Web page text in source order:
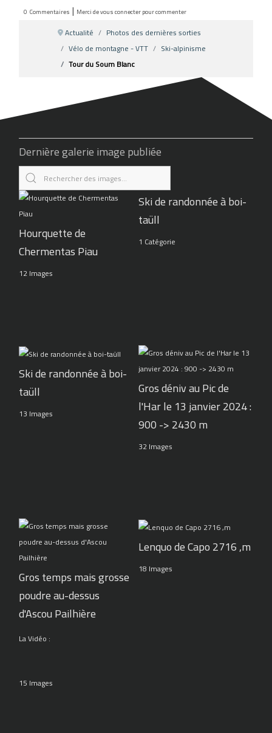
0 Commentaires | Merci de vous connecter pour commenter
Actualité
Photos des dernières sorties
Vélo de montagne - VTT
Ski-alpinisme
Tour du Soum Blanc
Dernière galerie image publiée
Hourquette de
Chermentas Piau
12 Images
Ski de randonnée à boi-
taüll
1 Catégorie
Ski de randonnée à boi-
taüll
13 Images
Gros déniv au Pic de
l'Har le 13 janvier 2024 :
900 -> 2430 m
32 Images
Gros temps mais grosse
poudre au-dessus
d'Ascou Pailhière
La Vidéo :
15 Images
Lenquo de Capo 2716 ,m
18 Images